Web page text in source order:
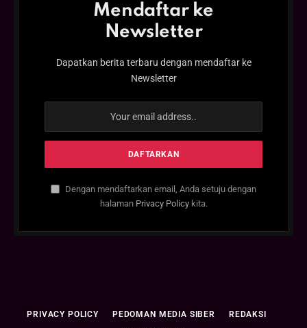
Mendaftar ke
Newsletter
Dapatkan berita terbaru dengan mendaftar ke
Newsletter
Dengan mendaftarkan email, Anda setuju dengan
halaman Privacy Policykita.
PRIVACY POLICY PEDOMAN MEDIA SIBER REDAKSI